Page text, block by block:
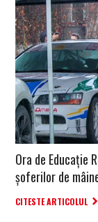
Ora de Educație
șoferilor de
CITESTE ARTICOLUL